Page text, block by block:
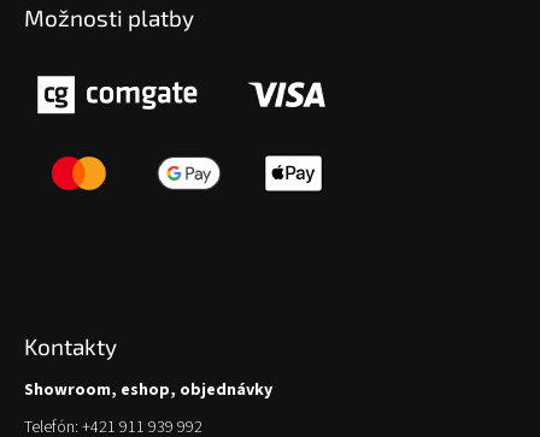
Možnosti platby
Kontakty
Showroom, eshop, objednávky
Telefón: +421 911 939 992